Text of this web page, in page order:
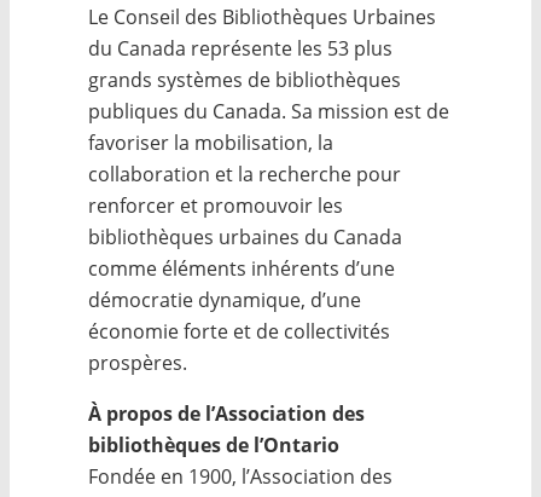
Le Conseil des Bibliothèques Urbaines
du Canada représente les 53 plus
grands systèmes de bibliothèques
publiques du Canada. Sa mission est de
favoriser la mobilisation, la
collaboration et la recherche pour
renforcer et promouvoir les
bibliothèques urbaines du Canada
comme éléments inhérents d’une
démocratie dynamique, d’une
économie forte et de collectivités
prospères.
À propos de l’Association des
bibliothèques de l’Ontario
Fondée en 1900, l’Association des